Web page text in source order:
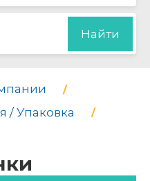
Найти
/ Упаковка